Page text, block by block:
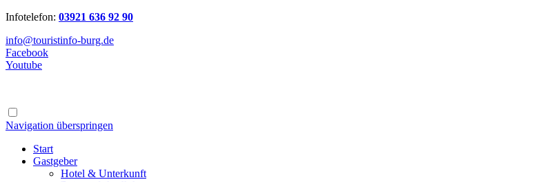
Infotelefon: 03921 636 92 90
info@touristinfo-burg.de
Facebook
Youtube
Navigation überspringen
Start
Gastgeber
Hotel & Unterkunft